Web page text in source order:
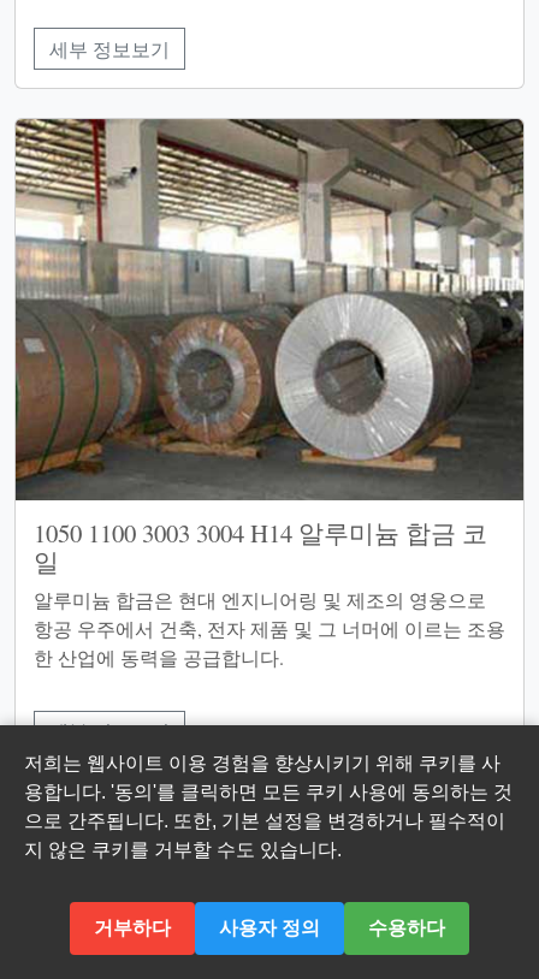
세부 정보보기
1050 1100 3003 3004 H14 알루미늄 합금 코
일
알루미늄 합금은 현대 엔지니어링 및 제조의 영웅으로
항공 우주에서 건축, 전자 제품 및 그 너머에 이르는 조용
한 산업에 동력을 공급합니다.
세부 정보보기
저희는 웹사이트 이용 경험을 향상시키기 위해 쿠키를 사
용합니다. '동의'를 클릭하면 모든 쿠키 사용에 동의하는 것
으로 간주됩니다. 또한, 기본 설정을 변경하거나 필수적이
지 않은 쿠키를 거부할 수도 있습니다.
거부하다 사용자 정의 수용하다